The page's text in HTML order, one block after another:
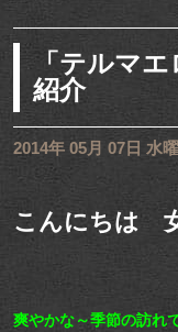
「テルマ
紹介
2014年 05月 07日 水
こんにちは
爽やかな～季節の訪れ